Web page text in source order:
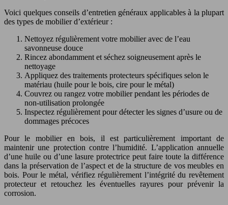
Voici quelques conseils d’entretien généraux applicables à la plupart
des types de mobilier d’extérieur :
Nettoyez régulièrement votre mobilier avec de l’eau
savonneuse douce
Rincez abondamment et séchez soigneusement après le
nettoyage
Appliquez des traitements protecteurs spécifiques selon le
matériau (huile pour le bois, cire pour le métal)
Couvrez ou rangez votre mobilier pendant les périodes de
non-utilisation prolongée
Inspectez régulièrement pour détecter les signes d’usure ou de
dommages précoces
Pour le mobilier en bois, il est particulièrement important de
maintenir une protection contre l’humidité. L’application annuelle
d’une huile ou d’une lasure protectrice peut faire toute la différence
dans la préservation de l’aspect et de la structure de vos meubles en
bois. Pour le métal, vérifiez régulièrement l’intégrité du revêtement
protecteur et retouchez les éventuelles rayures pour prévenir la
corrosion.